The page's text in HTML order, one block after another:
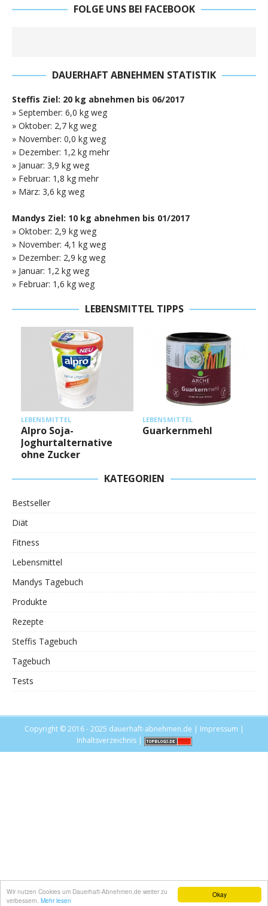
Okay
Wir nutzen Cookies um Dauerhaft-Abnehmen.de weiter zu
verbessern. Mehr lesen
FOLGE UNS BEI FACEBOOK
DAUERHAFT ABNEHMEN STATISTIK
Steffis Ziel: 20 kg abnehmen bis 06/2017
» September: 6,0 kg weg
» Oktober: 2,7 kg weg
» November: 0,0 kg weg
» Dezember: 1,2 kg mehr
» Januar: 3,9 kg weg
» Februar: 1,8 kg mehr
» März: 3,6 kg weg
Mandys Ziel: 10 kg abnehmen bis 01/2017
» Oktober: 2,9 kg weg
» November: 4,1 kg weg
» Dezember: 2,9 kg weg
» Januar: 1,2 kg weg
» Februar: 1,6 kg weg
LEBENSMITTEL TIPPS
LEBENSMITTEL
Alpro Soja-
Joghurtalternative
ohne Zucker
LEBENSMITTEL
Guarkernmehl
KATEGORIEN
Bestseller
Diät
Fitness
Lebensmittel
Mandys Tagebuch
Produkte
Rezepte
Steffis Tagebuch
Tagebuch
Tests
Copyright © 2016 - 2025 dauerhaft-abnehmen.de | Impressum |
Inhaltsverzeichnis|